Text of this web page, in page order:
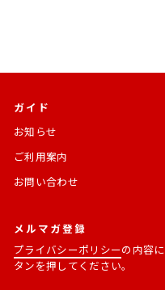
ガイド
お知らせ
ご利用案内
お問い合わせ
メルマガ登録
プライバシーポリシーの内容
タンを押してください。